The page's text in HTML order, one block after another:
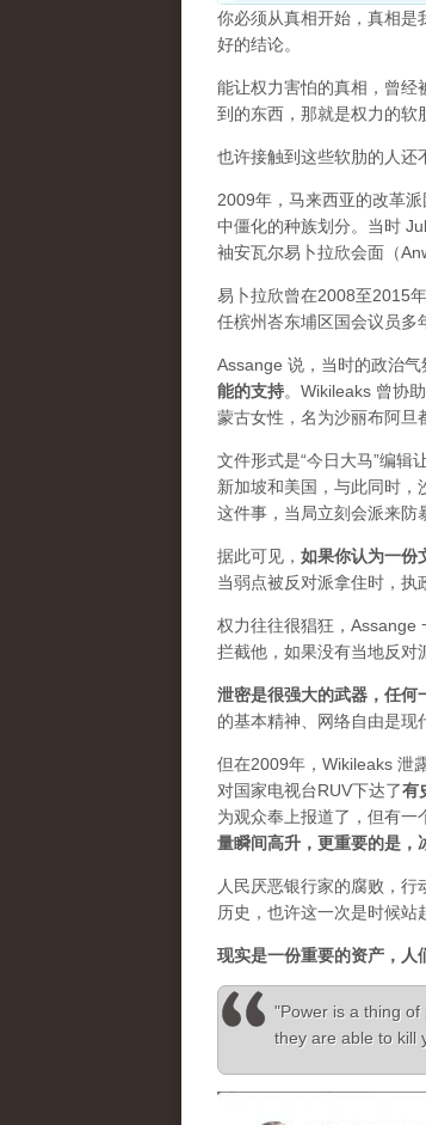
你必须从真相开始，真相是
好的结论。
能让权力害怕的真相，曾经
到的东西，那就是权力的软
也许接触到这些软肋的人还
2009年，马来西亚的改革
中僵化的种族划分。当时
袖安瓦尔易卜拉欣会面（
易卜拉欣曾在2008至2015
任槟州峇东埔区国会议员多
Assange 说，当时的政治
能的支持。Wikileaks 曾协
蒙古女性，名为沙丽布阿旦
文件形式是“今日大马”编辑
新加坡和美国，与此同时，
这件事，当局立刻会派来防
据此可见， 如果你认为一份
当弱点被反对派拿住时，执
权力往往很猖狂，Assange
拦截他，如果没有当地反对
泄密是很强大的武器，任何
的基本精神、网络自由是现
但在2009年，Wikileaks 泄
对国家电视台RUV下达了有
为观众奉上报道了，但有一
量瞬间高升，更重要的是，
人民厌恶银行家的腐败，
历史，也许这一次是时候站
现实是一份重要的资产，人
"Power is a thing
they are able to